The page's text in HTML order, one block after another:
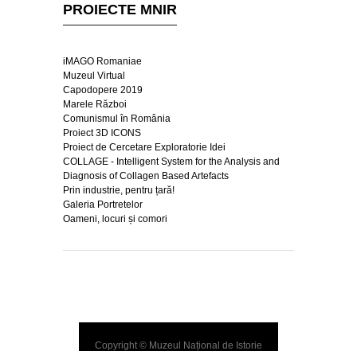
PROIECTE MNIR
iMAGO Romaniae
Muzeul Virtual
Capodopere 2019
Marele Război
Comunismul în România
Proiect 3D ICONS
Proiect de Cercetare Exploratorie Idei
COLLAGE - Intelligent System for the Analysis and
Diagnosis of Collagen Based Artefacts
Prin industrie, pentru țară!
Galeria Portretelor
Oameni, locuri și comori
Copyright © Muzeul Național de Istorie